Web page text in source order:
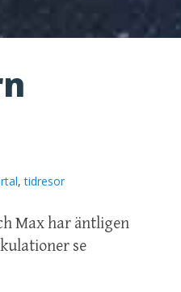
,tidresor
Max har äntligen
se